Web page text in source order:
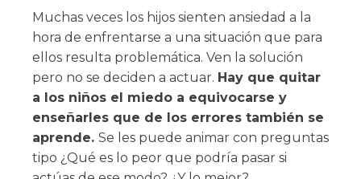
Muchas veces los hijos sienten ansiedad a la
hora de enfrentarse a una situación que para
ellos resulta problemática. Ven la solución
pero no se deciden a actuar. Hay que quitar
a los niños el miedo a equivocarse y
enseñarles que de los errores también se
aprende. Se les puede animar con preguntas
tipo ¿Qué es lo peor que podría pasar si